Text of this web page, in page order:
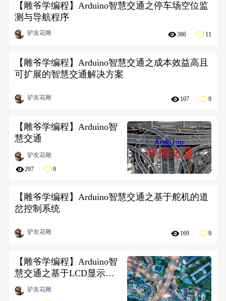
【雕爷学编程】Arduino智慧交通之停车场空位监
测与导航程序
驴友花雕 386 11
【雕爷学编程】Arduino智慧交通之成本效益高且
可扩展的智慧交通解决方案
驴友花雕 107 9
【雕爷学编程】Arduino智
慧交通
驴友花雕
297 9
【雕爷学编程】Arduino智慧交通之基于舵机的道
岔控制系统
驴友花雕 169 9
【雕爷学编程】Arduino智
慧交通之基于LCD显示屏
的列车时刻表
驴友花雕